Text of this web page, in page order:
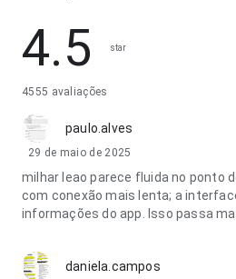
4.5 star
4555 avaliações
paulo.alves
29 de maio de 2025
milhar leao parece fluida no ponto
com conexão mais lenta; a
informações do app. Isso passa
daniela.campos